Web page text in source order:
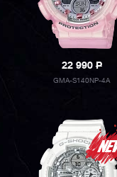
22 990P
GMA-S140NP-4A